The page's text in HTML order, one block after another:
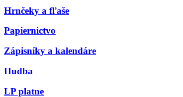
Hrnčeky a fľaše
Papiernictvo
Zápisníky a kalendáre
Hudba
LP platne